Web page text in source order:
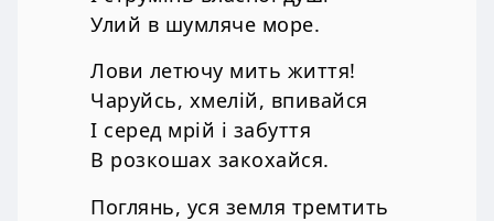
Улий в шумляче море.
Лови летючу мить життя!
Чаруйсь, хмелій, впивайся
І серед мрій і забуття
В розкошах закохайся.
Поглянь, уся земля тремтить